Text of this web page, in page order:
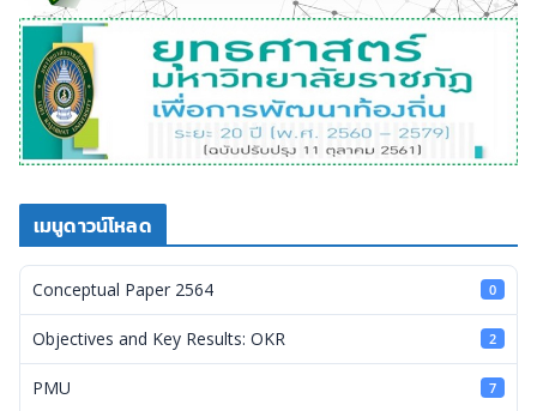
เมนูดาวน์โหลด
Conceptual Paper 2564 0
Objectives and Key Results: OKR 2
PMU 7